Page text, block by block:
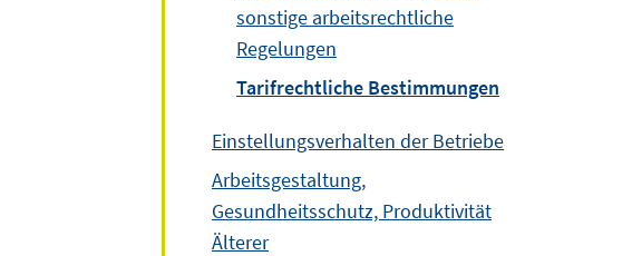
sonstige arbeitsrechtliche
Regelungen
Tarifrechtliche Bestimmungen
Einstellungsverhalten der Betriebe
Arbeitsgestaltung,
Gesundheitsschutz, Produktivität
Älterer